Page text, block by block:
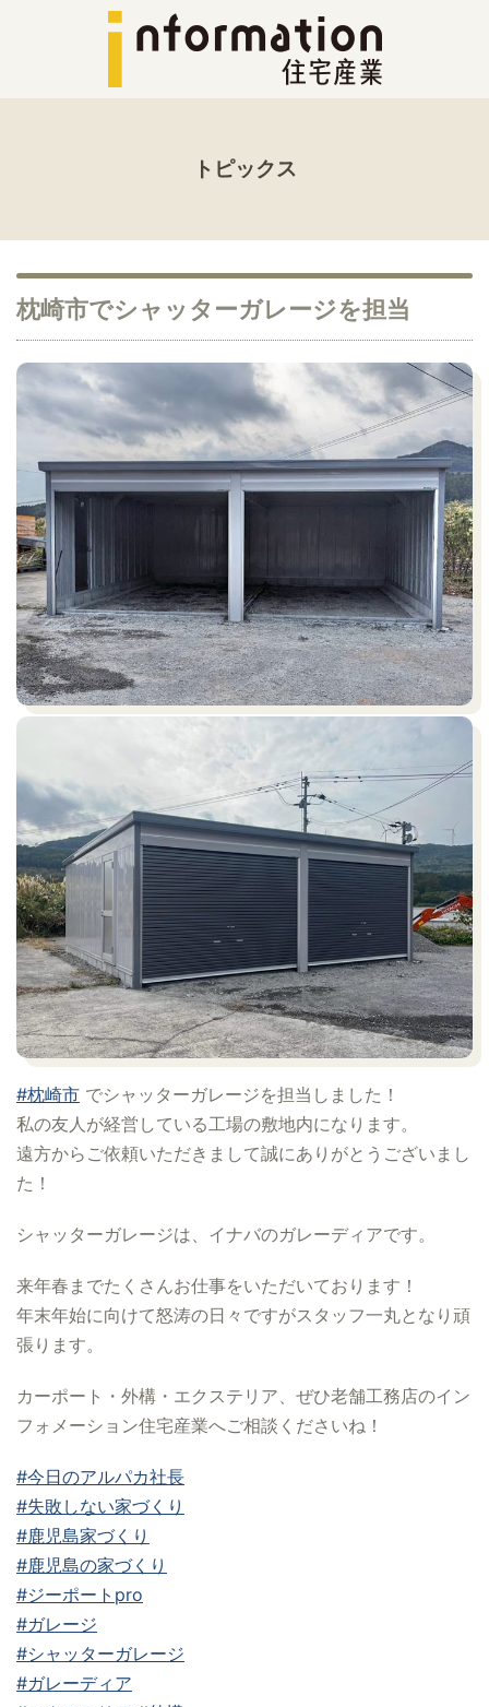
トピックス
枕崎市でシャッターガレージを担当
#枕崎市 でシャッターガレージを担当しました！
私の友人が経営している工場の敷地内になります。
遠方からご依頼いただきまして誠にありがとうございまし
た！
シャッターガレージは、イナバのガレーディアです。
来年春までたくさんお仕事をいただいております！
年末年始に向けて怒涛の日々ですがスタッフ一丸となり頑
張ります。
カーポート・外構・エクステリア、ぜひ老舗工務店のイン
フォメーション住宅産業へご相談くださいね！
#今日のアルパカ社長
#失敗しない家づくり
#鹿児島家づくり
#鹿児島の家づくり
#ジーポートpro
#ガレージ
#シャッターガレージ
#ガレーディア